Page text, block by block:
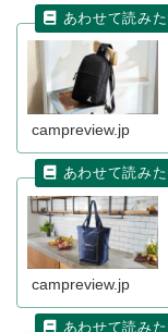
campreview.jp
campreview.jp